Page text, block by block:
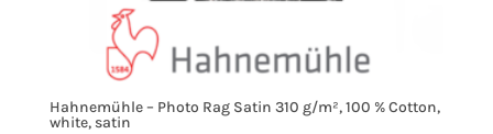
Hahnemühle – Photo Rag Satin 310 g/m², 100 % Cotton,
white, satin